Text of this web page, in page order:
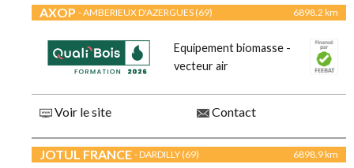
AXOP - AMBERIEUX D'AZERGUES (69) 6898.2 km
Equipement biomasse -
vecteur air
Voir le site Contact
JOTUL FRANCE - DARDILLY (69) 6898.9 km